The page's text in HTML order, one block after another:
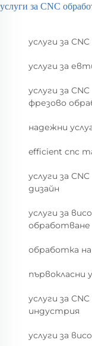
услуги за CNC
услуги за
услуги за
услуги за
фрезово
надежни
efficient cnc
услуги за
дизайн
услуги за
обработване
обработка
първокласни
услуги за
индустрия
услуги за